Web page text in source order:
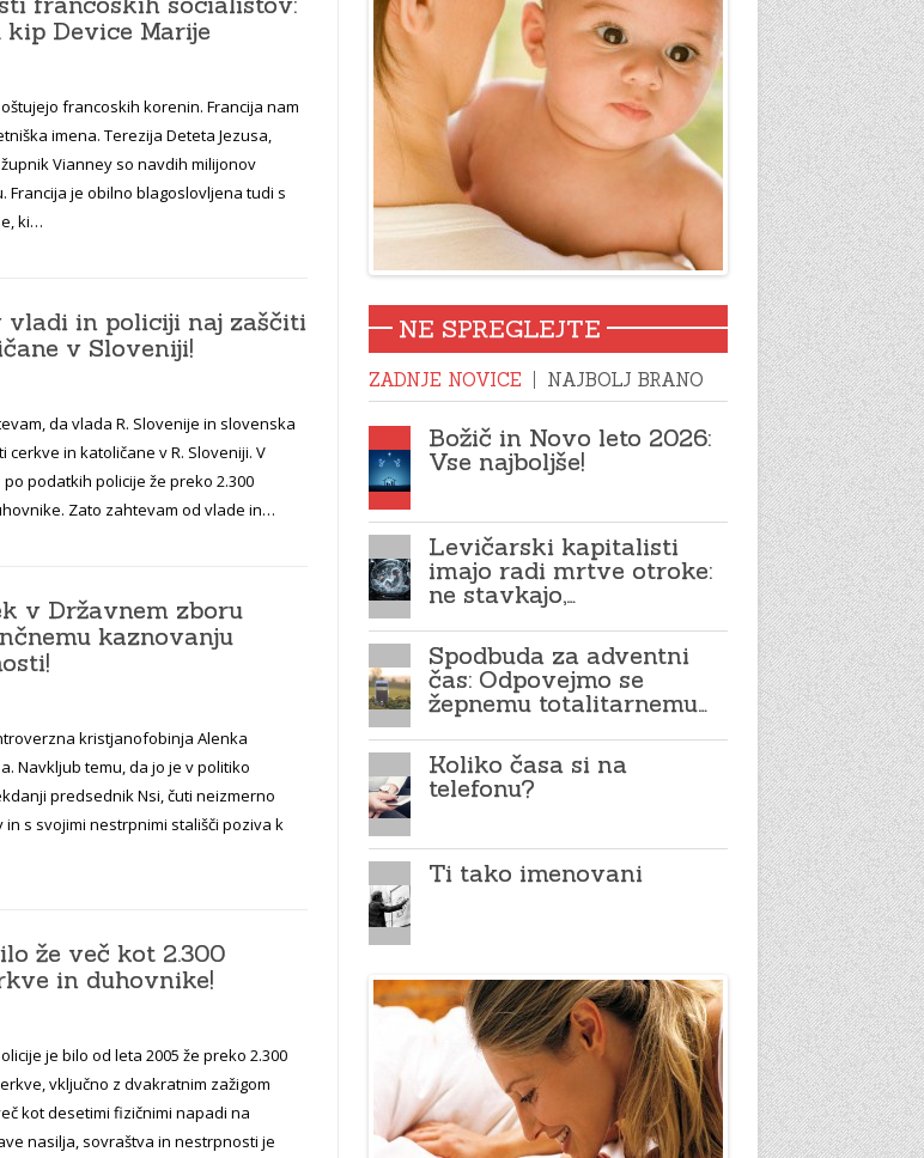
kip Device Marije
francoskih korenin. Francija nam
imena. Terezija Deteta Jezusa,
Vianney so navdih milijonov
Francija je obilno blagoslovljena tudi s
ki…
vladi in policiji naj zaščiti
v Sloveniji!
da vlada R. Slovenije in slovenska
cerkve in katoličane v R. Sloveniji. V
podatkih policije že preko 2.300
Zato zahtevam od vlade in…
v Državnem zboru
kaznovanju
kristjanofobinja Alenka
Navkljub temu, da jo je v politiko
predsednik Nsi, čuti neizmerno
s svojimi nestrpnimi stališči poziva k
že več kot 2.300
in duhovnike!
je bilo od leta 2005 že preko 2.300
vključno z dvakratnim zažigom
kot desetimi fizičnimi napadi na
nasilja, sovraštva in nestrpnosti je
NE SPREGLEJTE
ZADNJE NOVICE NAJBOLJ BRANO
Božič in Novo leto 2026:
Vse najboljše!
Levičarski kapitalisti
imajo radi mrtve otroke:
ne stavkajo,…
Spodbuda za adventni
čas: Odpovejmo se
žepnemu totalitarnemu…
Koliko časa si na
telefonu?
Ti tako imenovani